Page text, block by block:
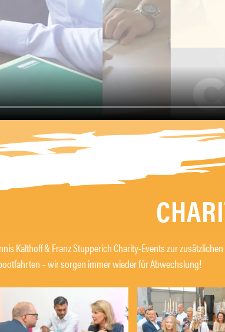
Kalthoff & Franz Stupperich Charity-Events zur
– wir sorgen immer wieder für Abwechslung!